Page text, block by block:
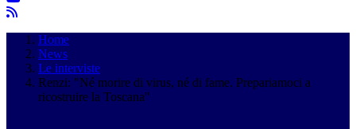
Home
News
Le interviste
Renzi: "Né morire di virus, né di fame. Prepariamoci a
ricostruire la Toscana"